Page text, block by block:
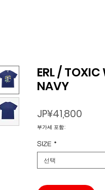
ERL /
NAVY
JP¥41,800
부가세 포함:
SIZE *
선택